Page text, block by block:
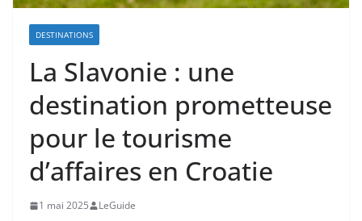
DESTINATIONS
La Slavonie : une
destination prometteuse
pour le tourisme
d’affaires en Croatie
1 mai 2025 LeGuide